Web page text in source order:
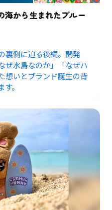
海から生まれたブルー
裏側に迫る後編。開発
ぜ水島なのか」「なぜハ
想いとブランド誕生の背
。